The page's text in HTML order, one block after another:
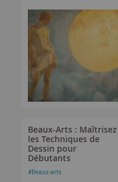
Beaux-Arts : Maîtrisez
les Techniques de
Dessin pour
Débutants
#Beaux-arts